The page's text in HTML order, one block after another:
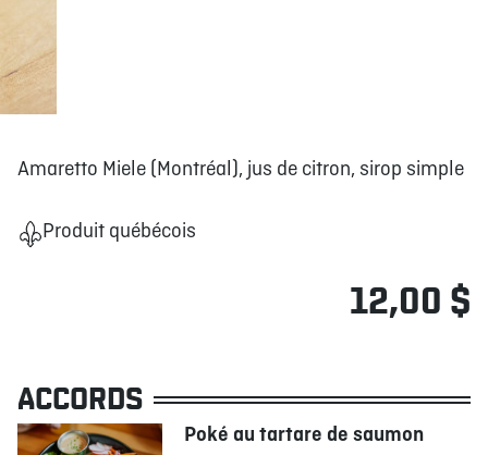
Amaretto Miele (Montréal), jus de citron, sirop simple
Produit québécois
12,00 $
ACCORDS
Poké au tartare de saumon